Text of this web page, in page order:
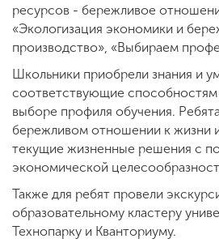
ресурсов - бережливое
«Экологизация экономики и
производство», «Выбираем
Школьники приобрели знания и
соответствующие
выборе профиля обучения.
бережливом отношении к жизни
текущие жизненные решения с
экономической
Также для ребят провели
образовательному кластеру
Технопарку и Кванториуму.